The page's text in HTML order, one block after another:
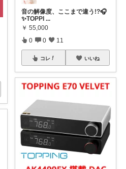
音の解像度、ここまで違う!?🎧
✨TOPPI ...
￥ 55,000
0 0 11
コレ いいね